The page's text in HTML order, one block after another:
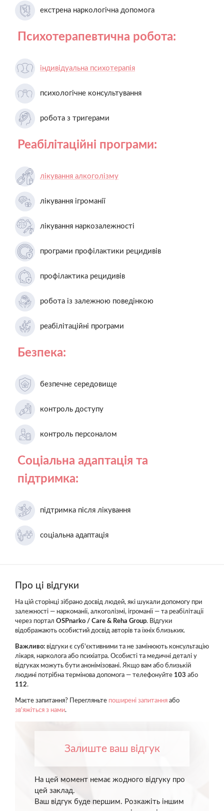
екстрена наркологічна допомога
Психотерапевтична робота:
індивідуальна психотерапія
психологічне консультування
робота з тригерами
Реабілітаційні програми:
лікування алкоголізму
лікування ігроманії
лікування наркозалежності
програми профілактики рецидивів
профілактика рецидивів
робота із залежною поведінкою
реабілітаційні програми
Безпека:
безпечне середовище
контроль доступу
контроль персоналом
Соціальна адаптація та
підтримка:
підтримка після лікування
соціальна адаптація
Про ці відгуки
На цій сторінці зібрано досвід людей, які шукали допомогу при
залежності — наркоманії, алкоголізмі, ігроманії — та реабілітації
через портал OSPnarko / Care & Reha Group. Відгуки
відображають особистий досвід авторів та їхніх близьких.
Важливо: відгуки є суб'єктивними та не замінюють консультацію
лікаря, нарколога або психіатра. Особисті та медичні деталі у
відгуках можуть бути анонімізовані. Якщо вам або близькій
людині потрібна термінова допомога — телефонуйте 103 або
112.
Маєте запитання? Перегляньте поширені запитання або
зв'яжіться з нами.
Залиште ваш відгук
На цей момент немає жодного відгуку про
цей заклад.
Ваш відгук буде першим. Розкажіть іншим